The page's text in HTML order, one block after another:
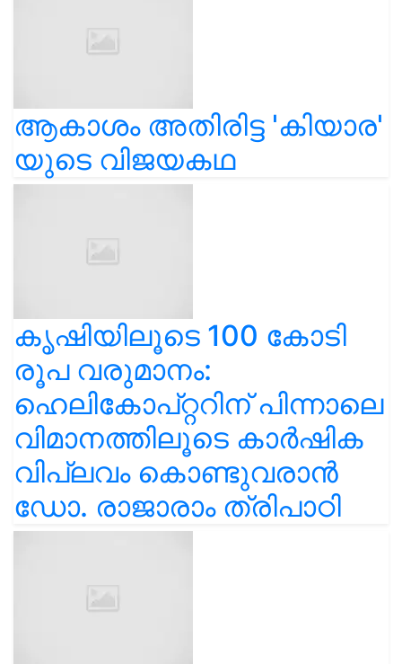
ആകാശം അതിരിട്ട 'കിയാര'
യുടെ വിജയകഥ
കൃഷിയിലൂടെ 100 കോടി
രൂപ വരുമാനം:
ഹെലികോപ്റ്ററിന് പിന്നാലെ
വിമാനത്തിലൂടെ കാർഷിക
വിപ്ലവം കൊണ്ടുവരാൻ
ഡോ. രാജാരാം ത്രിപാഠി